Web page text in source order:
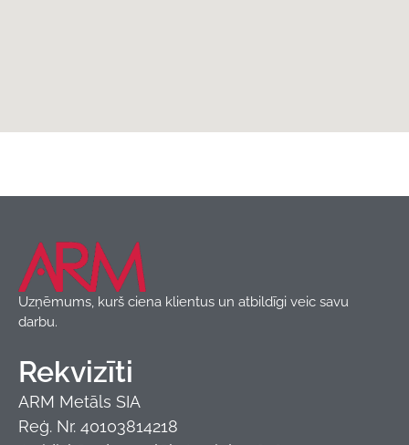
Budmat
Uzņēmums, kurš ciena klientus un atbildīgi veic savu
darbu.
Rekvizīti
ARM Metāls SIA
Reģ. Nr. 40103814218